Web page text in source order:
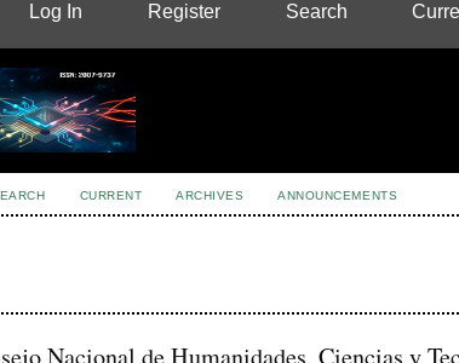
Log In Register Search
CURRENT ARCHIVES ANNOUNCEMENTS
Nacional de Humanidades, Ciencias y